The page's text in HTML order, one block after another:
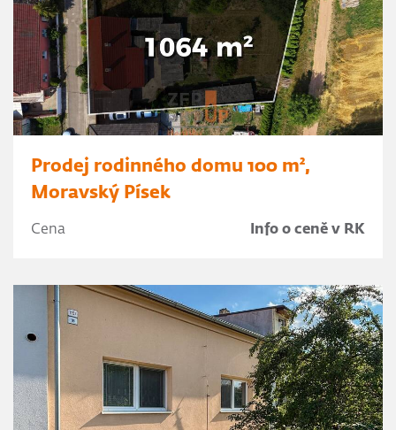
Prodej rodinného domu 100 m²,
Moravský Písek
Cena Info o ceně v RK